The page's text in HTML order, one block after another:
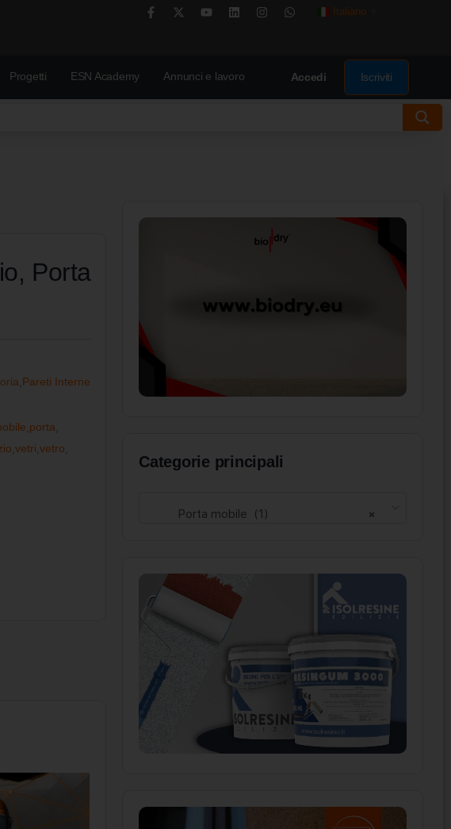
Italiano
Progetti ESN Academy Annunci e lavoro Accedi Iscriviti
Porta
Pareti Interne
porta
vetri vetro
Categorie principali
×
Porta mobile (1)